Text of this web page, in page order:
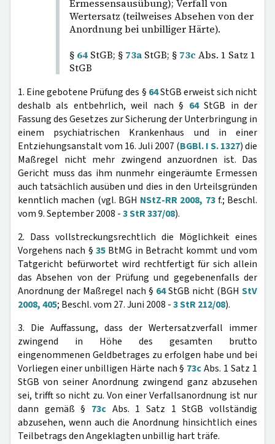
Ermessensausübung); Verfall von
Wertersatz (teilweises Absehen von der
Anordnung bei unbilliger Härte).
§ 64 StGB; § 73a StGB; § 73cAbs. 1 Satz 1
StGB
1. Eine gebotene Prüfung des § 64StGB erweist sich nicht
deshalb als entbehrlich, weil nach § 64StGB in der
Fassung des Gesetzes zur Sicherung der Unterbringung in
einem psychiatrischen Krankenhaus und in einer
Entziehungsanstalt vom 16. Juli 2007 (BGBl. I S. 1327) die
Maßregel nicht mehr zwingend anzuordnen ist. Das
Gericht muss das ihm nunmehr eingeräumte Ermessen
auch tatsächlich ausüben und dies in den Urteilsgründen
kenntlich machen (vgl. BGH NStZ-RR 2008, 73f.; Beschl.
vom 9. September 2008 -3 StR 337/08).
2. Dass vollstreckungsrechtlich die Möglichkeit eines
Vorgehens nach § 35 BtMG in Betracht kommt und vom
Tatgericht befürwortet wird rechtfertigt für sich allein
das Absehen von der Prüfung und gegebenenfalls der
Anordnung der Maßregel nach § 64StGB nicht (BGH StV
2008, 405; Beschl. vom 27. Juni 2008 -3 StR 212/08).
3. Die Auffassung, dass der Wertersatzverfall immer
zwingend in Höhe des gesamten brutto
eingenommenen Geldbetrages zu erfolgen habe und bei
Vorliegen einer unbilligen Härte nach § 73cAbs. 1 Satz 1
StGB von seiner Anordnung zwingend ganz abzusehen
sei, trifft so nicht zu. Von einer Verfallsanordnung ist nur
dann gemäß § 73c Abs. 1 Satz 1 StGB vollständig
abzusehen, wenn auch die Anordnung hinsichtlich eines
Teilbetrags den Angeklagten unbillig hart träfe.